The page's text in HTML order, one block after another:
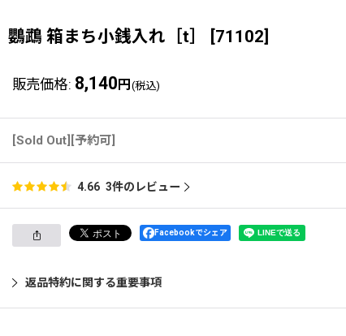
鸚鵡 箱まち小銭入れ［t］ [71102]
販売価格: 8,140 円 (税込)
[Sold Out][予約可]
4.66 3件のレビュー
Facebookでシェア
返品特約に関する重要事項